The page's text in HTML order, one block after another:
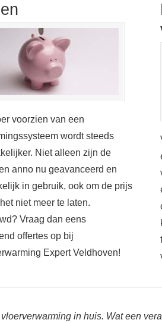
voorzien van een
wordt steeds
Niet alleen zijn de
anno nu geavanceerd en
in gebruik, ook om de prijs
niet meer te laten.
Vraag dan eens
offertes op bij
Expert Veldhoven!
in huis. Wat een